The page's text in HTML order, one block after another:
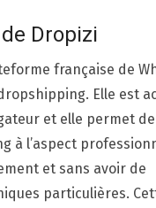
Dropizi
française de
Elle est
et elle permet
à l’aspect
et sans avoir de
particulières.